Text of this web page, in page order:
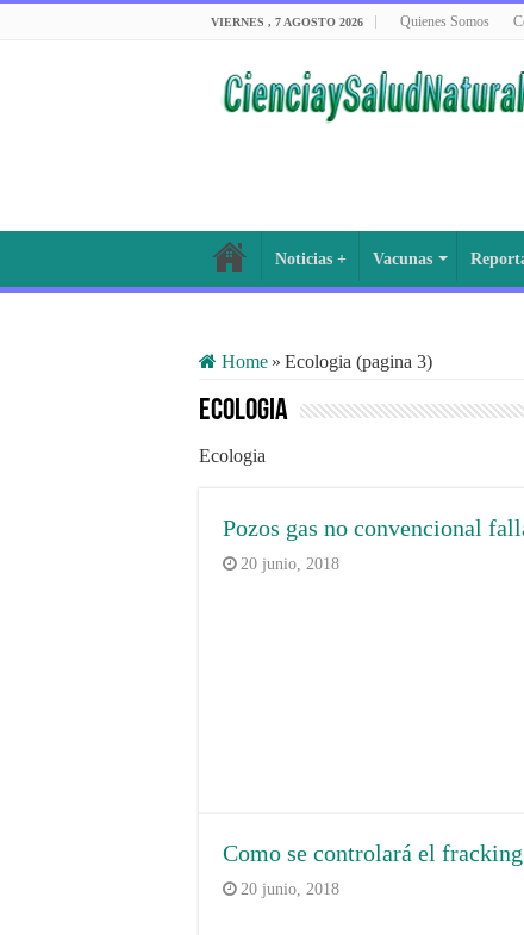
VIERNES , 7 AGOSTO 2026 Quienes Somos
Noticias + Vacunas
Home » Ecologia (pagina 3)
Ecologia
Ecologia
Pozos gas no convencional
20 junio, 2018
Como se controlará el
20 junio, 2018